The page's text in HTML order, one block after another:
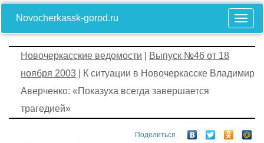
Novocherkassk-gorod.ru
Новочеркасские ведомости
Выпуск №46 от 18
ноября 2003 | К ситуации в Новочеркасске Владимир
Аверченко: «Показуха всегда завершается
трагедией»
Поделиться